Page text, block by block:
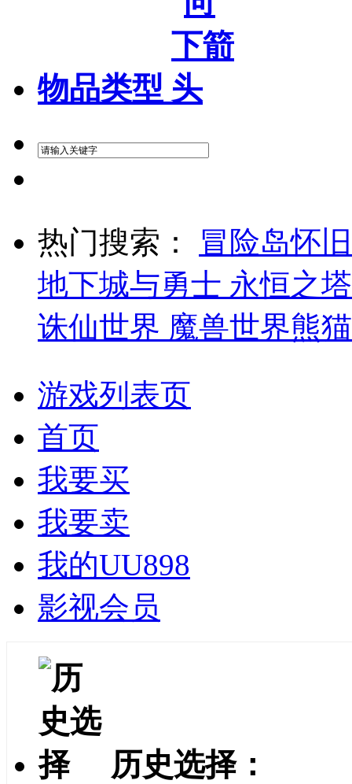
物品类型
热门搜索： 冒险岛怀
地下城与勇士 永恒之
诛仙世界 魔兽世界熊
游戏列表页
首页
我要买
我要卖
我的UU898
影视会员
历史选择：